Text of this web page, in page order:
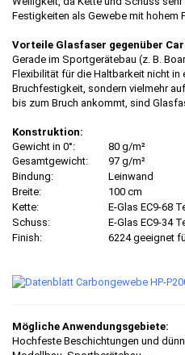
Festigkeiten als Gewebe mit hohem
Vorteile Glasfaser gegenüber
Gerade im Sportgerätebau (z. B.
Flexibilität für die Haltbarkeit nicht in
Bruchfestigkeit, sondern vielmehr
bis zum Bruch ankommt, sind
Konstruktion:
Gewicht in 0°:
80 g/m²
Gesamtgewicht:
97 g/m²
Bindung:
Leinwand
Breite:
100 cm
Kette:
E-Glas EC9-68
Schuss:
E-Glas EC9-34
Finish:
6224 geeignet
Mögliche Anwendungsgebiete:
Hochfeste Beschichtungen und